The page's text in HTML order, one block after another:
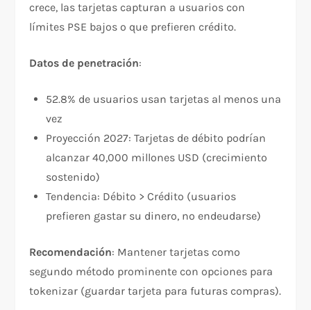
crece, las tarjetas capturan a usuarios con
límites PSE bajos o que prefieren crédito.​
Datos de penetración:
52.8% de usuarios usan tarjetas al menos una
vez​
Proyección 2027: Tarjetas de débito podrían
alcanzar 40,000 millones USD (crecimiento
sostenido)
Tendencia: Débito > Crédito (usuarios
prefieren gastar su dinero, no endeudarse)
Recomendación: Mantener tarjetas como
segundo método prominente con opciones para
tokenizar (guardar tarjeta para futuras compras).